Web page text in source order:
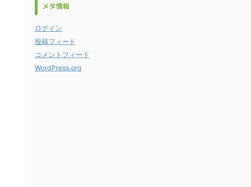
メタ情報
ログイン
投稿フィード
コメントフィード
WordPress.org